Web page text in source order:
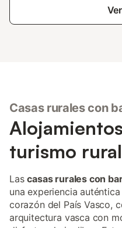
Casas rurales con
turismo
Lascasas rurales con
una experiencia
corazón del País Vasco,
arquitectura vasca con